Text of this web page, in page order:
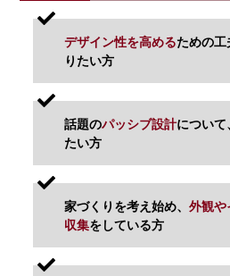
デザイン性を高めるための
りたい方
話題のパッシブ設計につい
たい方
家づくりを考え始め、 外観や
収集をしている方